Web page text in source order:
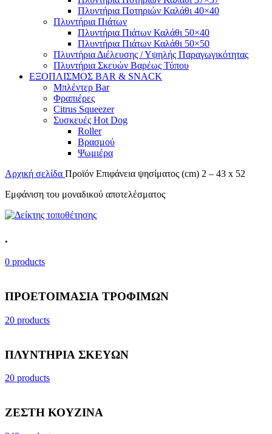
Πλυντήρια Ποτηριών Καλάθι 40×40
Πλυντήρια Πιάτων
Πλυντήρια Πιάτων Καλάθι 50×40
Πλυντήρια Πιάτων Καλάθι 50×50
Πλυντήρια Διέλευσης / Υψηλής Παραγωγικότητας
Πλυντήρια Σκευών Βαρέως Τύπου
ΕΞΟΠΛΙΣΜΟΣ BAR & SNACK
Μπλέντερ Bar
Φραπιέρες
Citrus Squeezer
Συσκευές Hot Dog
Roller
Βρασμού
Ψωμιέρα
Αρχική σελίδα Προϊόν Επιφάνεια ψησίματος (cm) 2 – 43 x 52
Εμφάνιση του μοναδικού αποτελέσματος
.
0 products
ΠΡΟΕΤΟΙΜΑΣΙΑ ΤΡΟΦΙΜΩΝ
20 products
ΠΛΥΝΤΗΡΙΑ ΣΚΕΥΩΝ
20 products
ΖΕΣΤΗ ΚΟΥΖΙΝΑ